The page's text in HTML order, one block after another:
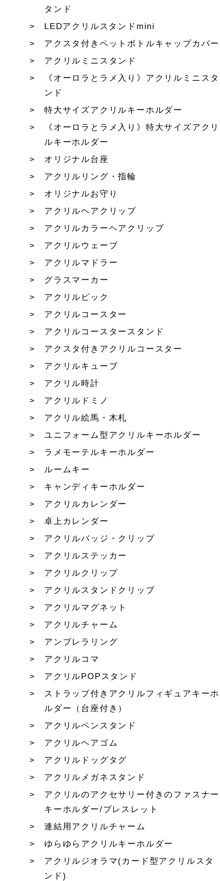
タンド
LEDアクリルスタンドmini
アクスタ付きペットボトルキャップカバー
アクリルミニスタンド
《オーロラとラメ入り》アクリルミニスタ
ンド
特大サイズアクリルキーホルダー
《オーロラとラメ入り》特大サイズアクリ
ルキーホルダー
オリジナル台座
アクリルリング・指輪
オリジナルお守り
アクリルヘアクリップ
アクリルカラーヘアクリップ
アクリルウェーブ
アクリルマドラー
グラスマーカー
アクリルピック
アクリルコースター
アクリルコースタースタンド
アクスタ付きアクリルコースター
アクリルキューブ
アクリル時計
アクリルドミノ
アクリル絵馬・木札
ユニフォーム型アクリルキーホルダー
ラメモーテルキーホルダー
ルームキー
キャンディキーホルダー
アクリルカレンダー
卓上カレンダー
アクリルバッジ・クリップ
アクリルステッカー
アクリルクリップ
アクリルスタンドクリップ
アクリルマグネット
アクリルチャーム
アンブレラリング
アクリルコマ
アクリルPOPスタンド
ストラップ付きアクリルフィギュアキーホ
ルダー（台座付き）
アクリルペンスタンド
アクリルヘアゴム
アクリルドッグタグ
アクリルメガネスタンド
アクリルのアクセサリー付きのファスナー
キーホルダー/ブレスレット
連結用アクリルチャーム
ゆらゆらアクリルキーホルダー
アクリルジオラマ(カード型アクリルスタ
ンド)